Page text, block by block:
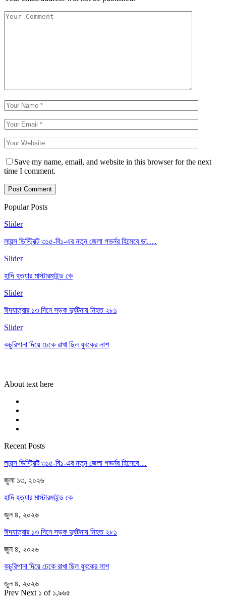
Save my name, email, and website in this browser for the next
time I comment.
Popular Posts
Slider
লায়ন্স ডিস্ট্রিক্ট ৩১৫-বি১-এর নতুন জেলা গভর্নর হিসেবে ডা.…
Slider
হাদি হত্যার মাস্টারমাইন্ড কে
Slider
ঈদযাত্রার ১৩ দিনে সড়ক দুর্ঘটনায় নিহত ২৮১
Slider
কচুরিপানা দিয়ে ঢেকে রাখা ছিল যুবকের লাশ
About text here
Recent Posts
লায়ন্স ডিস্ট্রিক্ট ৩১৫-বি১-এর নতুন জেলা গভর্নর হিসেবে…
জুলা ১৩, ২০২৬
হাদি হত্যার মাস্টারমাইন্ড কে
জুন ৪, ২০২৬
ঈদযাত্রার ১৩ দিনে সড়ক দুর্ঘটনায় নিহত ২৮১
জুন ৪, ২০২৬
কচুরিপানা দিয়ে ঢেকে রাখা ছিল যুবকের লাশ
জুন ৪, ২০২৬
Prev Next ১ of ১,৯৬৫